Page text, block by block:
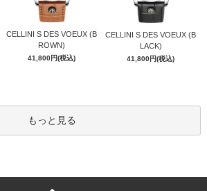
CELLINI S DES VOEUX (B
ROWN)
41,800円(税込)
CELLINI S DES VOEUX (B
LACK)
41,800円(税込)
もっと見る